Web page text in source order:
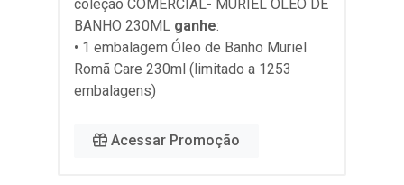
coleção COMERCIAL- MURIEL OLEO DE
BANHO 230ML ganhe:
• 1 embalagem Óleo de Banho Muriel
Romã Care 230ml (limitado a 1253
embalagens)
Acessar Promoção